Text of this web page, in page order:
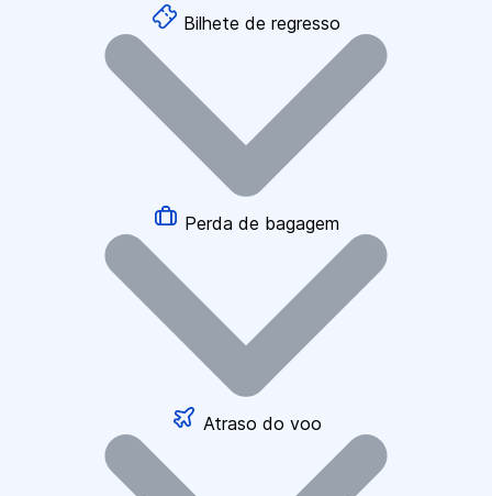
Bilhete de regresso
Perda de bagagem
Atraso do voo